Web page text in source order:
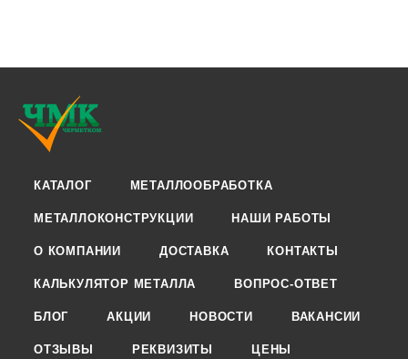
КАТАЛОГ МЕТАЛЛООБРАБОТКА
МЕТАЛЛОКОНСТРУКЦИИ НАШИ РАБОТЫ
О КОМПАНИИ ДОСТАВКА КОНТАКТЫ
КАЛЬКУЛЯТОР МЕТАЛЛА ВОПРОС-ОТВЕТ
БЛОГ АКЦИИ НОВОСТИ ВАКАНСИИ
ОТЗЫВЫ РЕКВИЗИТЫ ЦЕНЫ